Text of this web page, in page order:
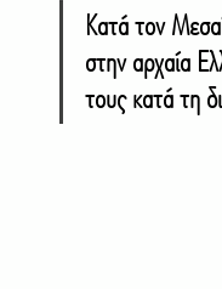
Κατά τον
στην αρχαία
τους κατά τη